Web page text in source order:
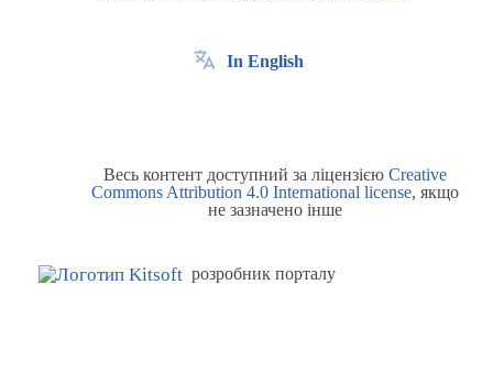
In English
Весь контент доступний за ліцензією Creative
Commons Attribution 4.0 International license, якщо
не зазначено інше
розробник порталу